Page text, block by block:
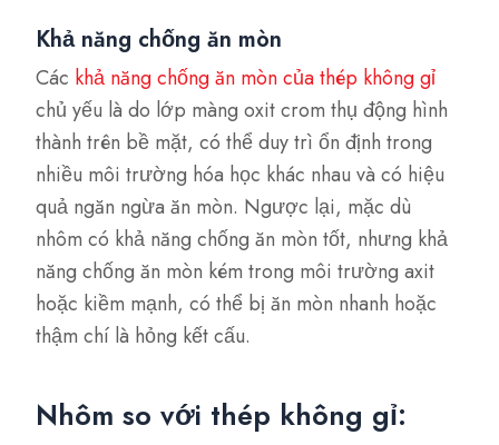
Khả năng chống ăn mòn
Các khả năng chống ăn mòn của thép không gỉ
chủ yếu là do lớp màng oxit crom thụ động hình
thành trên bề mặt, có thể duy trì ổn định trong
nhiều môi trường hóa học khác nhau và có hiệu
quả ngăn ngừa ăn mòn. Ngược lại, mặc dù
nhôm có khả năng chống ăn mòn tốt, nhưng khả
năng chống ăn mòn kém trong môi trường axit
hoặc kiềm mạnh, có thể bị ăn mòn nhanh hoặc
thậm chí là hỏng kết cấu.
Nhôm so với thép không gỉ: